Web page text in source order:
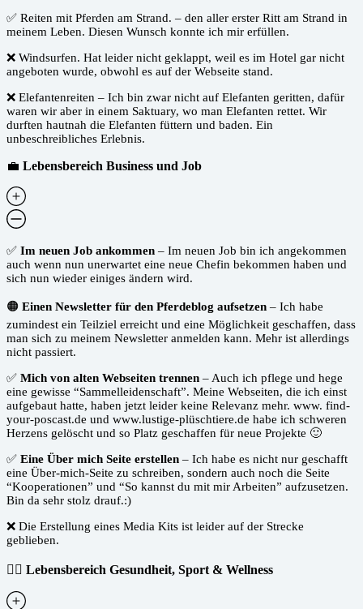
✅ Reiten mit Pferden am Strand. – den aller erster Ritt am Strand in
meinem Leben. Diesen Wunsch konnte ich mir erfüllen.
❌ Windsurfen. Hat leider nicht geklappt, weil es im Hotel gar nicht
angeboten wurde, obwohl es auf der Webseite stand.
❌ Elefantenreiten – Ich bin zwar nicht auf Elefanten geritten, dafür
waren wir aber in einem Saktuary, wo man Elefanten rettet. Wir
durften hautnah die Elefanten füttern und baden. Ein
unbeschreibliches Erlebnis.
💼 Lebensbereich Business und Job
✅ Im neuen Job ankommen – Im neuen Job bin ich angekommen
auch wenn nun unerwartet eine neue Chefin bekommen haben und
sich nun wieder einiges ändern wird.
🟠 Einen Newsletter für den Pferdeblog aufsetzen – Ich habe
zumindest ein Teilziel erreicht und eine Möglichkeit geschaffen, dass
man sich zu meinem Newsletter anmelden kann. Mehr ist allerdings
nicht passiert.
✅ Mich von alten Webseiten trennen – Auch ich pflege und hege
eine gewisse “Sammelleidenschaft”. Meine Webseiten, die ich einst
aufgebaut hatte, haben jetzt leider keine Relevanz mehr. www. find-
your-poscast.de und www.lustige-plüschtiere.de habe ich schweren
Herzens gelöscht und so Platz geschaffen für neue Projekte 🙂
✅ Eine Über mich Seite erstellen – Ich habe es nicht nur geschafft
eine Über-mich-Seite zu schreiben, sondern auch noch die Seite
“Kooperationen” und “So kannst du mit mir Arbeiten” aufzusetzen.
Bin da sehr stolz drauf.:)
❌ Die Erstellung eines Media Kits ist leider auf der Strecke
geblieben.
🚴‍♀️ Lebensbereich Gesundheit, Sport & Wellness